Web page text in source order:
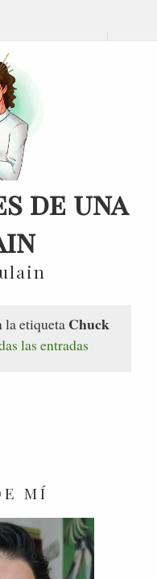
de una
la etiqueta Chuck
las entradas
MÍ